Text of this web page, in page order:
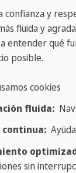
hábitos
confianza y
fluida y
a entender qué
posible.
cookies
fluida:
continua:
sin